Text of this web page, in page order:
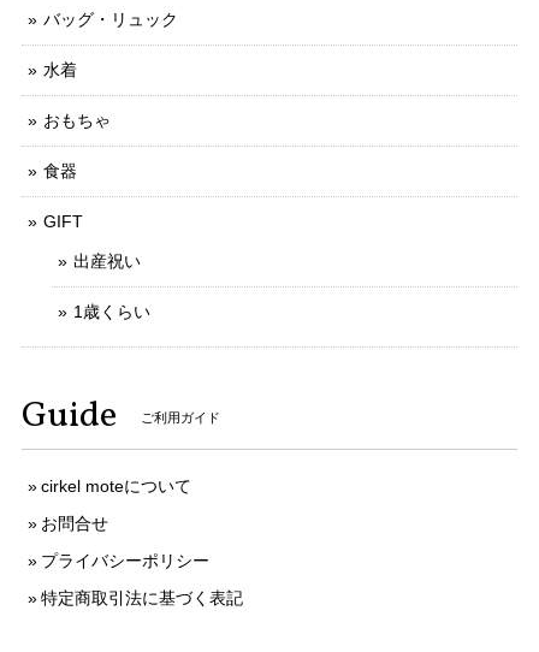
バッグ・リュック
水着
おもちゃ
食器
GIFT
出産祝い
1歳くらい
Guide ご利用ガイド
cirkel moteについて
お問合せ
プライバシーポリシー
特定商取引法に基づく表記